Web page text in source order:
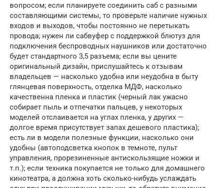
вопросом; если планируете соединить саб с разными
составляющими системы, то проверьте наличие нужных
входов и выходов, чтобы постоянно не перетыкать
провода; нужен ли сабвуфер с поддержкой блютуз для
подключения беспроводных наушников или достаточно
будет стандартного 3,5 разъема; если вы цените
оригинальный дизайн, прислушайтесь к отзывам
владельцев — насколько удобна или неудобна в быту
глянцевая поверхность, отделка МДФ, насколько
качественна пленка и пластик (черный лак ужасно
собирает пыль и отпечатки пальцев, у некоторых
моделей отслаивается на углах пленка, у других —
долгое время присутствует запах дешевого пластика);
есть ли в модели полезные функции, насколько они
удобны (автоподсветка кнопок в темноте, пульт
управления, прорезиненные антискользящие ножки и
т.п.); если техника покупается не только для домашнего
кинотеатра, а должна хоть сколько-нибудь услаждать